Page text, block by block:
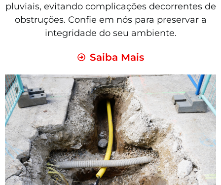
pluviais, evitando complicações decorrentes de
obstruções. Confie em nós para preservar a
integridade do seu ambiente.
Saiba Mais